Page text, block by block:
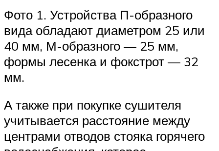
Фото 1. Устройства П-образного
вида обладают диаметром 25 или
40 мм, М-образного — 25 мм,
формы лесенка и фокстрот — 32
мм.
А также при покупке сушителя
учитывается расстояние между
центрами отводов стояка горячего